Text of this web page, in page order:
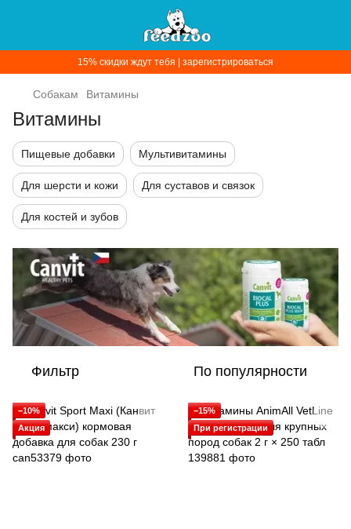
15% скидки ждут тебя | зарегистрироваться
Собакам Витамины
Витамины
Пищевые добавки Мультивитамины
Для шерсти и кожи Для суставов и связок
Для костей и зубов
Фильтр По популярности
−10%
Акция
−15%
При регистрации